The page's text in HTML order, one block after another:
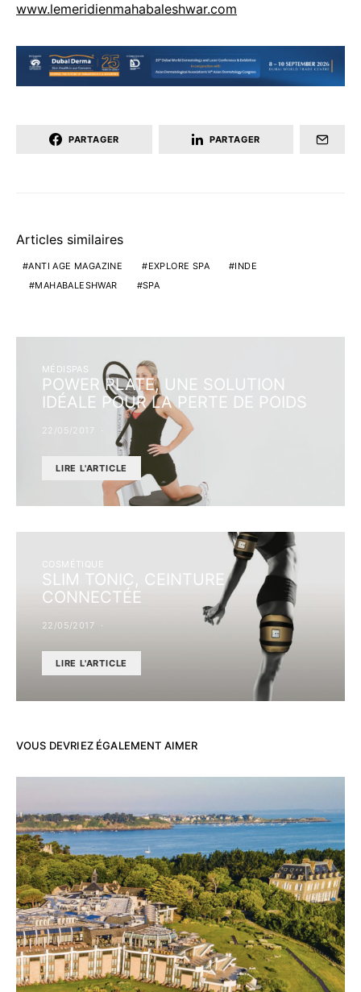
www.lemeridienmahabaleshwar.com
PARTAGER PARTAGER
Articles similaires
ANTI AGE MAGAZINE EXPLORE SPA
INDE
MAHABALESHWAR
SPA
MÉDISPAS
POWER PLATE, UNE SOLUTION
IDÉALE POUR LA PERTE DE POIDS
22/05/2017
LIRE L'ARTICLE
COSMÉTIQUE
SLIM TONIC, CEINTURE
CONNECTÉE
22/05/2017
LIRE L'ARTICLE
VOUS DEVRIEZ ÉGALEMENT AIMER